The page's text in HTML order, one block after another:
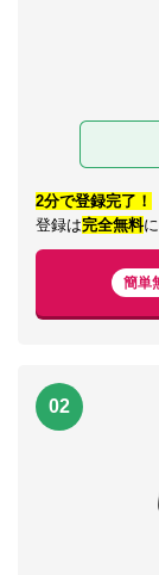
2分で登録完了！
登録は完全無料
簡単
02